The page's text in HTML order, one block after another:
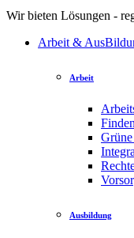
Wir bieten Lösungen -
Arbeit &
Arbeit
Ausbildung